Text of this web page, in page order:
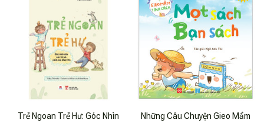
Trẻ Ngoan Trẻ Hư: Góc Nhìn
Những Câu Chuyện Gieo Mầm